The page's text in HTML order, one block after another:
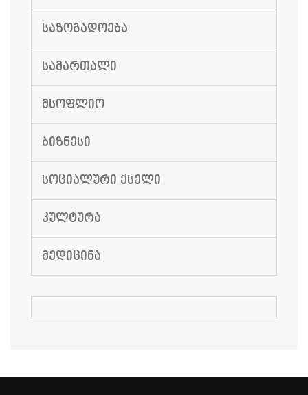
ᲡᲐᲖᲝᲒᲐᲓᲝᲔᲑᲐ
ᲡᲐᲛᲐᲠᲗᲐᲚᲘ
ᲛᲡᲝᲤᲚᲘᲝ
ᲑᲘᲖᲜᲔᲡᲘ
ᲡᲝᲪᲘᲐᲚᲣᲠᲘ ᲥᲡᲔᲚᲘ
ᲙᲣᲚᲢᲣᲠᲐ
ᲛᲔᲓᲘᲪᲘᲜᲐ